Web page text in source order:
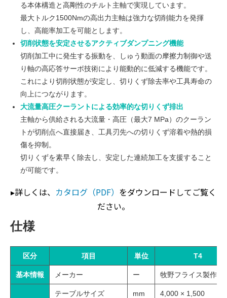
る本体構造と高剛性のチルト主軸で実現しています。
最大トルク1500Nmの高出力主軸は強力な切削能力を発揮
し、高能率加工を可能とします。
切削状態を安定させるアクティブダンプニング機能
切削加工中に発生する振動を、しゅう動面の摩擦力制御や送
り軸の高応答サーボ技術により能動的に低減する機能です。
これにより切削状態が安定し、切りくず除去率や工具寿命の
向上につながります。
大流量高圧クーラントによる効率的な切りくず排出
主軸から供給される大流量・高圧（最大7 MPa）のクーラン
トが切削点へ直接届き、工具刃先への切りくず溶着や熱的損
傷を抑制。
切りくずを素早く除去し、安定した連続加工を支援すること
が可能です。
▸詳しくは、 カタログ（PDF） をダウンロードしてご覧く
ださい。
仕様
区分 項目 単位 T4
基本情報 メーカー ー 牧野フライス製作所
テーブルサイズ mm 4,000 × 1,500